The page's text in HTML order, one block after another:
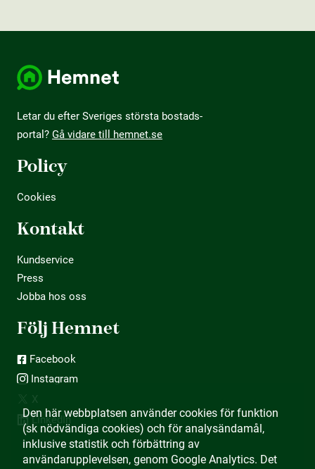
Letar du efter Sveriges största bostads­
portal? Gå vidare till hemnet.se
Policy
Cookies
Kontakt
Kundservice
Press
Jobba hos oss
Följ Hemnet
Facebook
Instagram
X
LinkedIn
Den här webbplatsen använder cookies för funktion
(sk nödvändiga cookies) och för analysändamål,
inklusive statistik och förbättring av
användarupplevelsen, genom Google Analytics. Det